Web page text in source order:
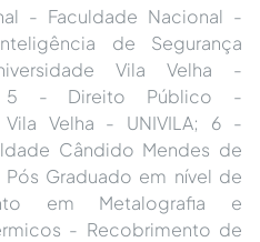
- Faculdade Nacional -
de Segurança
Vila Velha -
5 - Direito Público -
Velha - UNIVILA; 6 -
Cândido Mendes de
Pós Graduado em nível de
em Metalografia e
- Recobrimento de